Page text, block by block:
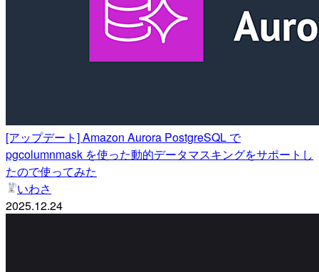
[アップデート] Amazon Aurora PostgreSQL で
pgcolumnmask を使った動的データマスキングをサポートし
たので使ってみた
いわさ
2025.12.24